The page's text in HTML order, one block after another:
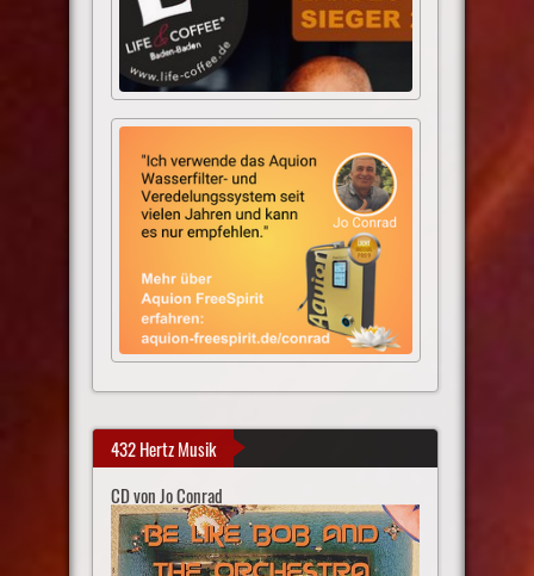
432 Hertz Musik
CD von Jo Conrad